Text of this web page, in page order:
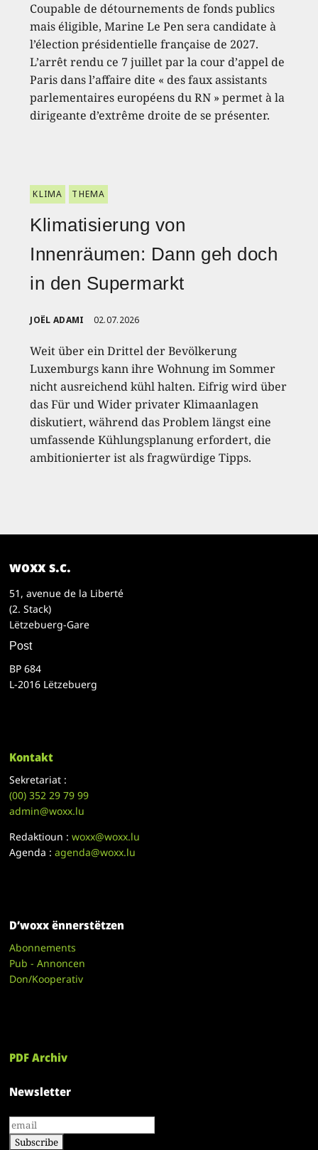
Coupable de détournements de fonds publics
mais éligible, Marine Le Pen sera candidate à
l’élection présidentielle française de 2027.
L’arrêt rendu ce 7 juillet par la cour d’appel de
Paris dans l’affaire dite « des faux assistants
parlementaires européens du RN » permet à la
dirigeante d’extrême droite de se présenter.
KLIMA THEMA
Klimatisierung von
Innenräumen: Dann geh doch
in den Supermarkt
JOËL ADAMI 02.07.2026
Weit über ein Drittel der Bevölkerung
Luxemburgs kann ihre Wohnung im Sommer
nicht ausreichend kühl halten. Eifrig wird über
das Für und Wider privater Klimaanlagen
diskutiert, während das Problem längst eine
umfassende Kühlungsplanung erfordert, die
ambitionierter ist als fragwürdige Tipps.
woxx s.c.
51, avenue de la Liberté
(2. Stack)
Lëtzebuerg-Gare
Post
BP 684
L-2016 Lëtzebuerg
Kontakt
Sekretariat :
(00)352 29 79 99
admin@woxx.lu
Redaktioun :woxx@woxx.lu
Agenda :agenda@woxx.lu
D’woxx ënnerstëtzen
Abonnements
Pub - Annoncen
Don/Kooperativ
PDF Archiv
Newsletter